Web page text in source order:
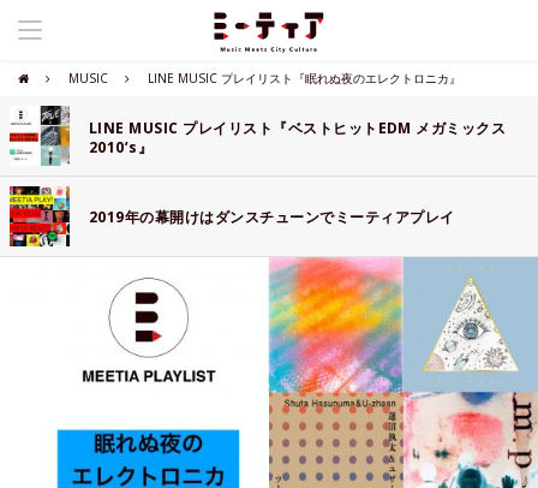
MUSIC LINE MUSIC プレイリスト『眠れぬ夜のエレクトロニカ』
LINE MUSIC プレイリスト『ベストヒットEDM メガミックス
2010’s』
2019年の幕開けはダンスチューンでミーティアプレイ